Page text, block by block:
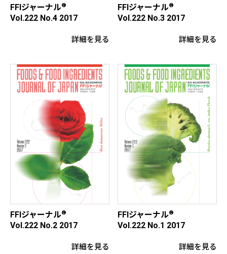
FFIジャーナル®
Vol.222 No.4 2017
詳細を見る
FFIジャーナル®
Vol.222 No.3 2017
詳細を見る
FFIジャーナル®
Vol.222 No.2 2017
詳細を見る
FFIジャーナル®
Vol.222 No.1 2017
詳細を見る